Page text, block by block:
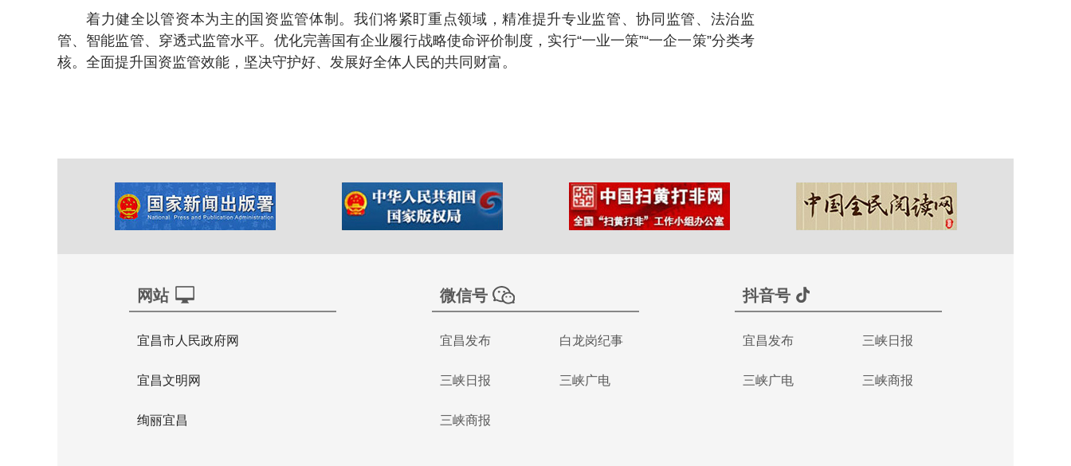
着力健全以管资本为主的国资监管体制。我们将紧盯重点领域，精准提升专业监管、协同监管、法治监
管、智能监管、穿透式监管水平。优化完善国有企业履行战略使命评价制度，实行“一业一策”“一企一策”分类考
核。全面提升国资监管效能，坚决守护好、发展好全体人民的共同财富。
网站
宜昌市人民政府网
宜昌文明网
绚丽宜昌
微信号
宜昌发布 白龙岗纪事
三峡日报 三峡广电
三峡商报
抖音号
宜昌发布 三峡日报
三峡广电 三峡商报